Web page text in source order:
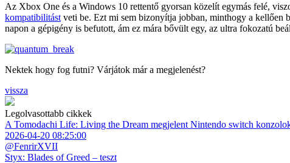
Az Xbox One és a Windows 10 rettentő gyorsan közelít egymás felé,
kompatibilitást veti be. Ezt mi sem bizonyítja jobban, minthogy a kellően
napon a gépigény is befutott, ám ez mára bővült egy, az ultra fokozatú
Nektek hogy fog futni? Várjátok már a megjelenést?
vissza
Legolvasottabb cikkek
A Tomodachi Life: Living the Dream megjelent Nintendo switch
2026-04-20 08:25:00
@FenrirXVII
Styx: Blades of Greed – teszt